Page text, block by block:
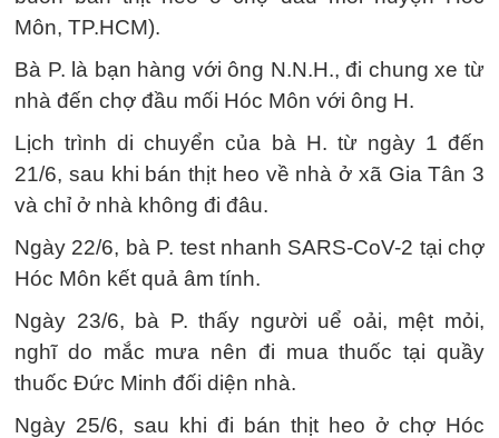
Môn, TP.HCM).
Bà P. là bạn hàng với ông N.N.H., đi chung xe từ
nhà đến chợ đầu mối Hóc Môn với ông H.
Lịch trình di chuyển của bà H. từ ngày 1 đến
21/6, sau khi bán thịt heo về nhà ở xã Gia Tân 3
và chỉ ở nhà không đi đâu.
Ngày 22/6, bà P. test nhanh SARS-CoV-2 tại chợ
Hóc Môn kết quả âm tính.
Ngày 23/6, bà P. thấy người uể oải, mệt mỏi,
nghĩ do mắc mưa nên đi mua thuốc tại quầy
thuốc Đức Minh đối diện nhà.
Ngày 25/6, sau khi đi bán thịt heo ở chợ Hóc